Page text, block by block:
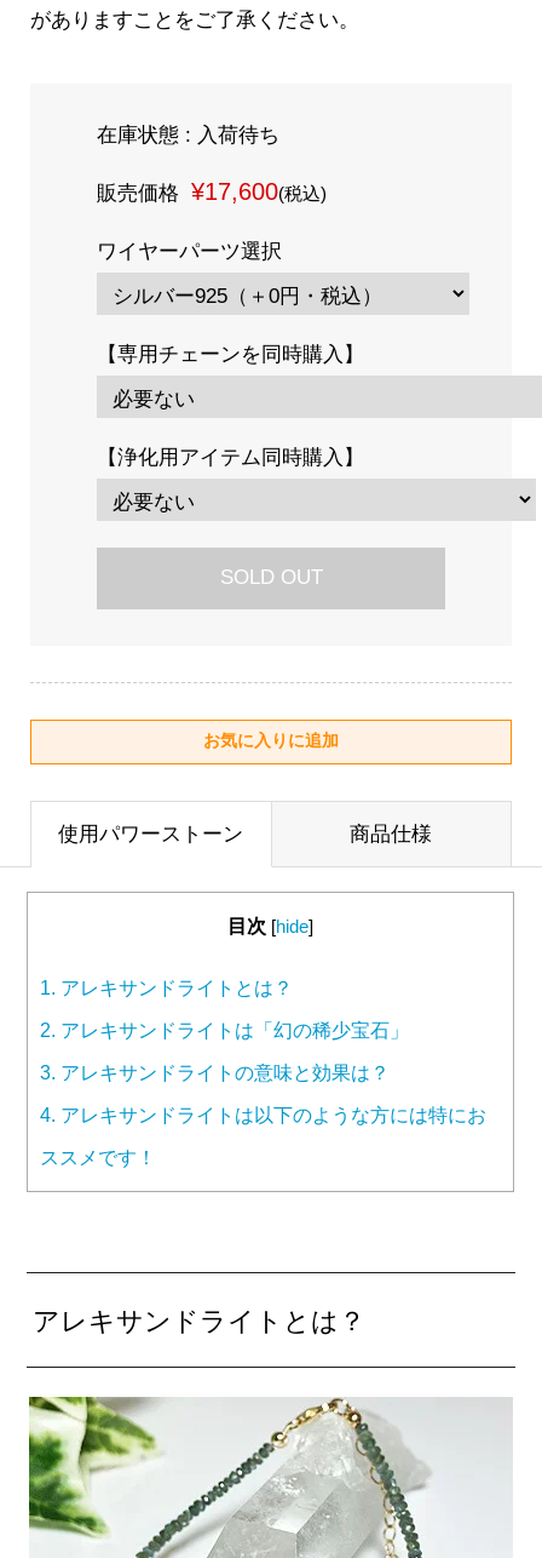
がありますことをご了承ください。
在庫状態 : 入荷待ち
販売価格 ¥17,600(税込)
ワイヤーパーツ選択
【専用チェーンを同時購入】
【浄化用アイテム同時購入】
SOLD OUT
使用パワーストーン 商品仕様
目次 [hide]
1. アレキサンドライトとは？
2. アレキサンドライトは「幻の稀少宝石」
3. アレキサンドライトの意味と効果は？
4. アレキサンドライトは以下のような方には特にお
ススメです！
アレキサンドライトとは？